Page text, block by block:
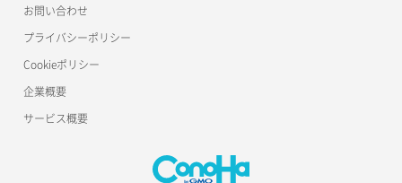
ロードバランサー更新
ロードバランサー詳細取得
ロードバランサー追加
お問い合わせ
プライバシーポリシー
Cookieポリシー
企業概要
サービス概要